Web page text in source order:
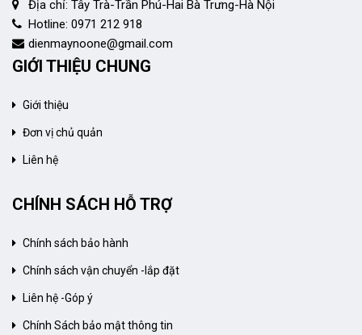
Địa chỉ: Tây Trà-Trần Phú-Hai Bà Trưng-Hà Nội
Hotline: 0971 212 918
dienmaynoone@gmail.com
GIỚI THIỆU CHUNG
Giới thiệu
Đơn vị chủ quản
Liên hệ
CHÍNH SÁCH HỖ TRỢ
Chính sách bảo hành
Chính sách vận chuyển -lắp đặt
Liên hệ -Góp ý
Chính Sách bảo mật thông tin